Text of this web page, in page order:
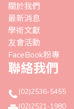
關於我們
最新消息
學術文獻
友會活動
FaceBook粉專
聯絡我們
(02)2536-5455
(02)2521-1980